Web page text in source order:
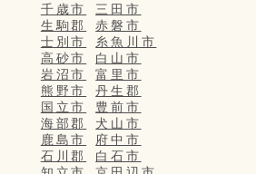
千歳市
三田市
生駒郡
赤磐市
士別市
糸魚川市
高砂市
白山市
岩沼市
富里市
熊野市
丹生郡
国立市
豊前市
海部郡
犬山市
鹿島市
府中市
石川郡
白石市